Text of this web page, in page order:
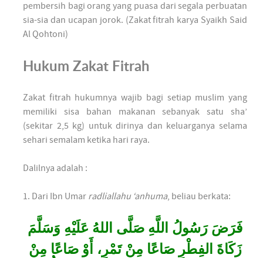
pembersih bagi orang yang puasa dari segala perbuatan
sia-sia dan ucapan jorok. (Zakat fitrah karya Syaikh Said
Al Qohtoni)
Hukum Zakat Fitrah
Zakat fitrah hukumnya wajib bagi setiap muslim yang
memiliki sisa bahan makanan sebanyak satu sha’
(sekitar 2,5 kg) untuk dirinya dan keluarganya selama
sehari semalam ketika hari raya.
Dalilnya adalah :
1. Dari Ibn Umar radliallahu ‘anhuma, beliau berkata:
فَرَضَ رَسُولُ اللَّهِ صَلَّى اللهُ عَلَيْهِ وَسَلَّمَ
زَكَاةَ الفِطْرِ صَاعًا مِنْ تَمْرٍ، أَوْ صَاعًا مِنْ